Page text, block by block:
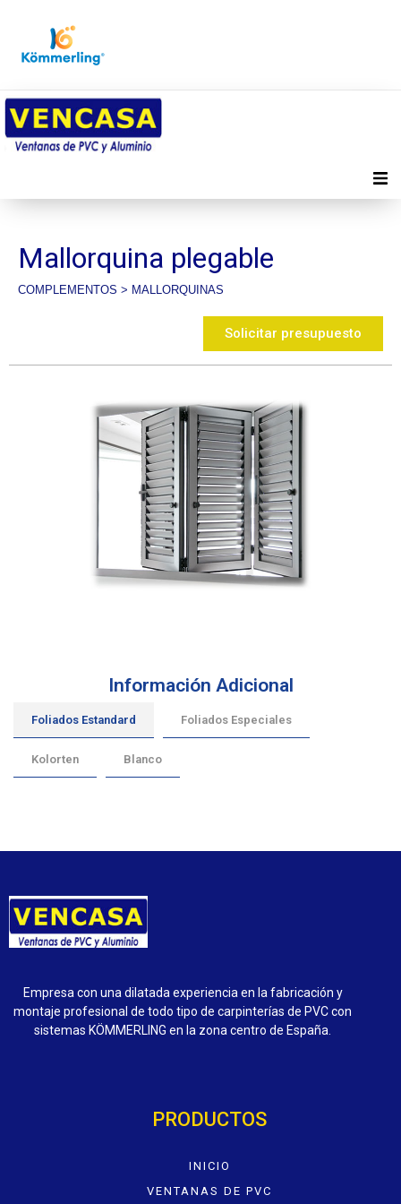
Productos
Mallorquina plegable
COMPLEMENTOS > MALLORQUINAS
Solicitar presupuesto
Información Adicional
Foliados Estandard Foliados Especiales
Kolorten Blanco
Empresa con una dilatada experiencia en la fabricación y
montaje profesional de todo tipo de carpinterías de PVC con
sistemas KÖMMERLING en la zona centro de España.
PRODUCTOS
INICIO
VENTANAS DE PVC